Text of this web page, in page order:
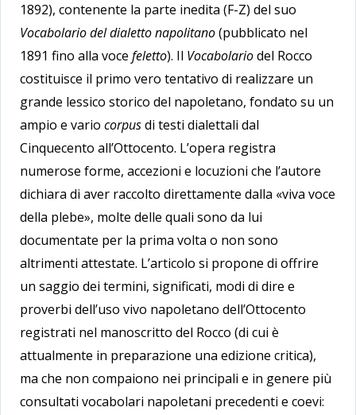
1892), contenente la parte inedita (F-Z) del suo
Vocabolario del dialetto napolitano(pubblicato nel
1891 fino alla voce feletto). Il Vocabolariodel Rocco
costituisce il primo vero tentativo di realizzare un
grande lessico storico del napoletano, fondato su un
ampio e vario corpusdi testi dialettali dal
Cinquecento all’Ottocento. L’opera registra
numerose forme, accezioni e locuzioni che l’autore
dichiara di aver raccolto direttamente dalla «viva voce
della plebe», molte delle quali sono da lui
documentate per la prima volta o non sono
altrimenti attestate. L’articolo si propone di offrire
un saggio dei termini, significati, modi di dire e
proverbi dell’uso vivo napoletano dell’Ottocento
registrati nel manoscritto del Rocco (di cui è
attualmente in preparazione una edizione critica),
ma che non compaiono nei principali e in genere più
consultati vocabolari napoletani precedenti e coevi: